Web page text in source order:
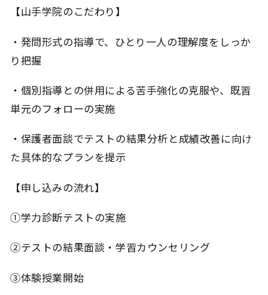
【山手学院のこだわり】
・発問形式の指導で、ひとり一人の理解度をしっか
り把握
・個別指導との併用による苦手強化の克服や、既習
単元のフォローの実施
・保護者面談でテストの結果分析と成績改善に向け
た具体的なプランを提示
【申し込みの流れ】
①学力診断テストの実施
②テストの結果面談・学習カウンセリング
③体験授業開始